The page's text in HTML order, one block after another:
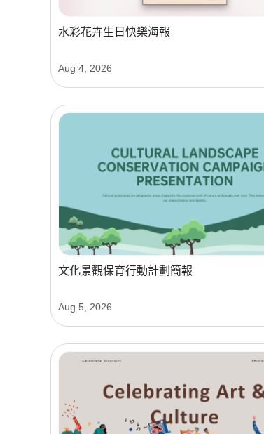
水彩花卉生日快樂海報
Aug 4, 2026
文化景觀保育行動計劃簡報
Aug 5, 2026